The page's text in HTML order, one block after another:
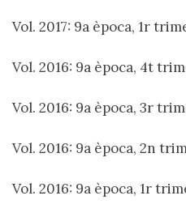
Vol. 2017: 9a època, 1r
Vol. 2016: 9a època, 4t
Vol. 2016: 9a època, 3r
Vol. 2016: 9a època, 2n
Vol. 2016: 9a època, 1r